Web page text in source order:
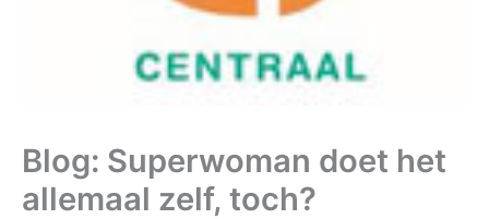
Blog: Superwoman doet het
allemaal zelf, toch?